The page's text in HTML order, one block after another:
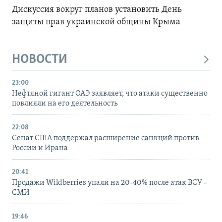
Дискуссия вокруг планов установить День
защиты прав украинской общины Крыма
НОВОСТИ
23:00
Нефтяной гигант ОАЭ заявляет, что атаки существенно
повлияли на его деятельность
22:08
Сенат США поддержал расширение санкций против
России и Ирана
20:41
Продажи Wildberries упали на 20-40% после атак ВСУ –
СМИ
19:46